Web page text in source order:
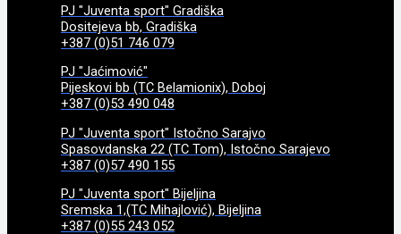
PJ "Juventa sport" Gradiška
Dositejeva bb, Gradiška
+387 (0)51 746 079
PJ "Jaćimović"
Pijeskovi bb (TC Belamionix), Doboj
+387 (0)53 490 048
PJ "Juventa sport" Istočno Sarajvo
Spasovdanska 22 (TC Tom), Istočno Sarajevo
+387 (0)57 490 155
PJ "Juventa sport" Bijeljina
Sremska 1,(TC Mihajlović), Bijeljina
+387 (0)55 243 052